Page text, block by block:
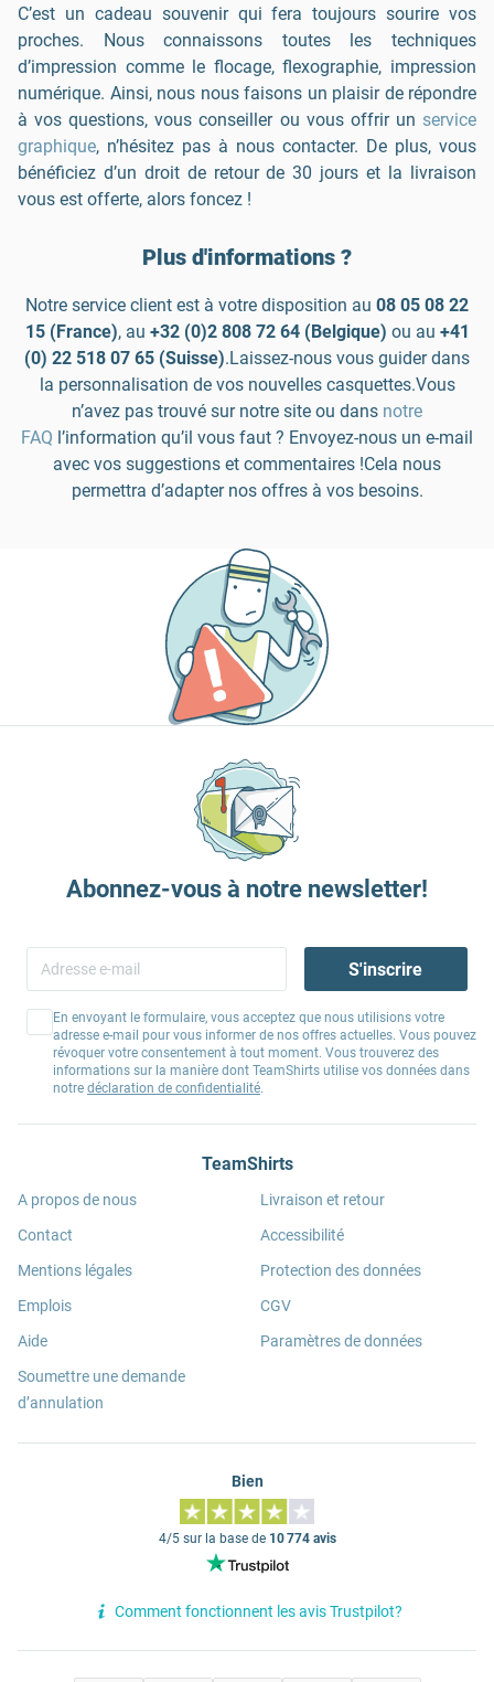
C’est un cadeau souvenir qui fera toujours sourire vos
proches. Nous connaissons toutes les techniques
d’impression comme le flocage, flexographie, impression
numérique. Ainsi, nous nous faisons un plaisir de répondre
à vos questions, vous conseiller ou vous offrir un service
graphique, n’hésitez pas à nous contacter. De plus, vous
bénéficiez d’un droit de retour de 30 jours et la livraison
vous est offerte, alors foncez !
Plus d'informations ?
Notre service client est à votre disposition au 08 05 08 22
15 (France), au +32 (0)2 808 72 64 (Belgique) ou au +41
(0) 22 518 07 65 (Suisse).Laissez-nous vous guider dans
la personnalisation de vos nouvelles casquettes.Vous
n’avez pas trouvé sur notre site ou dans notre
FAQ l’information qu’il vous faut ? Envoyez-nous un e-mail
avec vos suggestions et commentaires !Cela nous
permettra d’adapter nos offres à vos besoins.
Abonnez-vous à notre newsletter!
S'inscrire
En envoyant le formulaire, vous acceptez que nous utilisions votre
adresse e-mail pour vous informer de nos offres actuelles. Vous pouvez
révoquer votre consentement à tout moment. Vous trouverez des
informations sur la manière dont TeamShirts utilise vos données dans
notre déclaration de confidentialité.
TeamShirts
A propos de nous
Contact
Mentions légales
Emplois
Aide
Soumettre une demande
d’annulation
Livraison et retour
Accessibilité
Protection des données
CGV
Paramètres de données
Bien
4/5 sur la base de 10 774 avis
Comment fonctionnent les avis Trustpilot?